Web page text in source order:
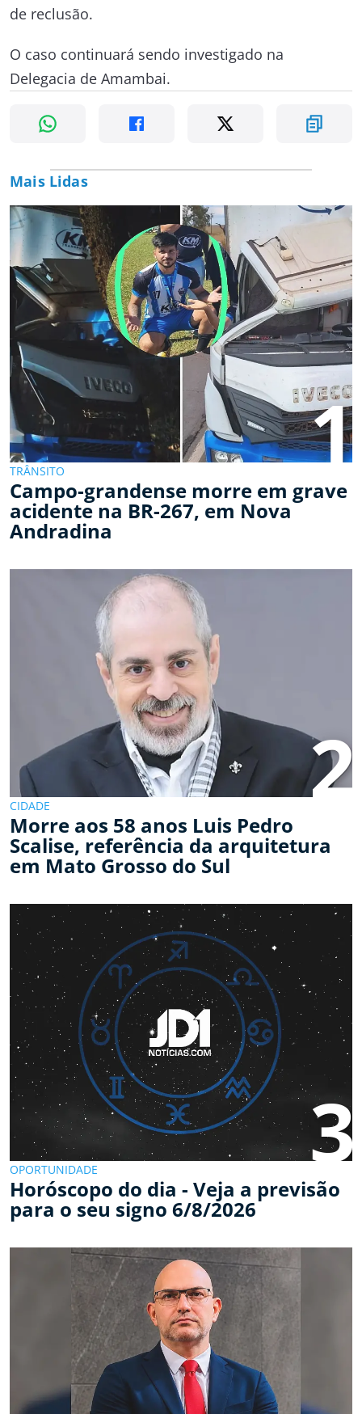
de reclusão.
O caso continuará sendo investigado na
Delegacia de Amambai.
Mais Lidas
1
TRÂNSITO
Campo-grandense morre em grave
acidente na BR-267, em Nova
Andradina
2
CIDADE
Morre aos 58 anos Luis Pedro
Scalise, referência da arquitetura
em Mato Grosso do Sul
3
OPORTUNIDADE
Horóscopo do dia - Veja a previsão
para o seu signo 6/8/2026